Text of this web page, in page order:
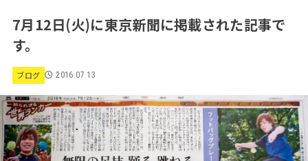
7月12日(火)に東京新聞に掲載された記事で
す。
ブログ 2016.07.13